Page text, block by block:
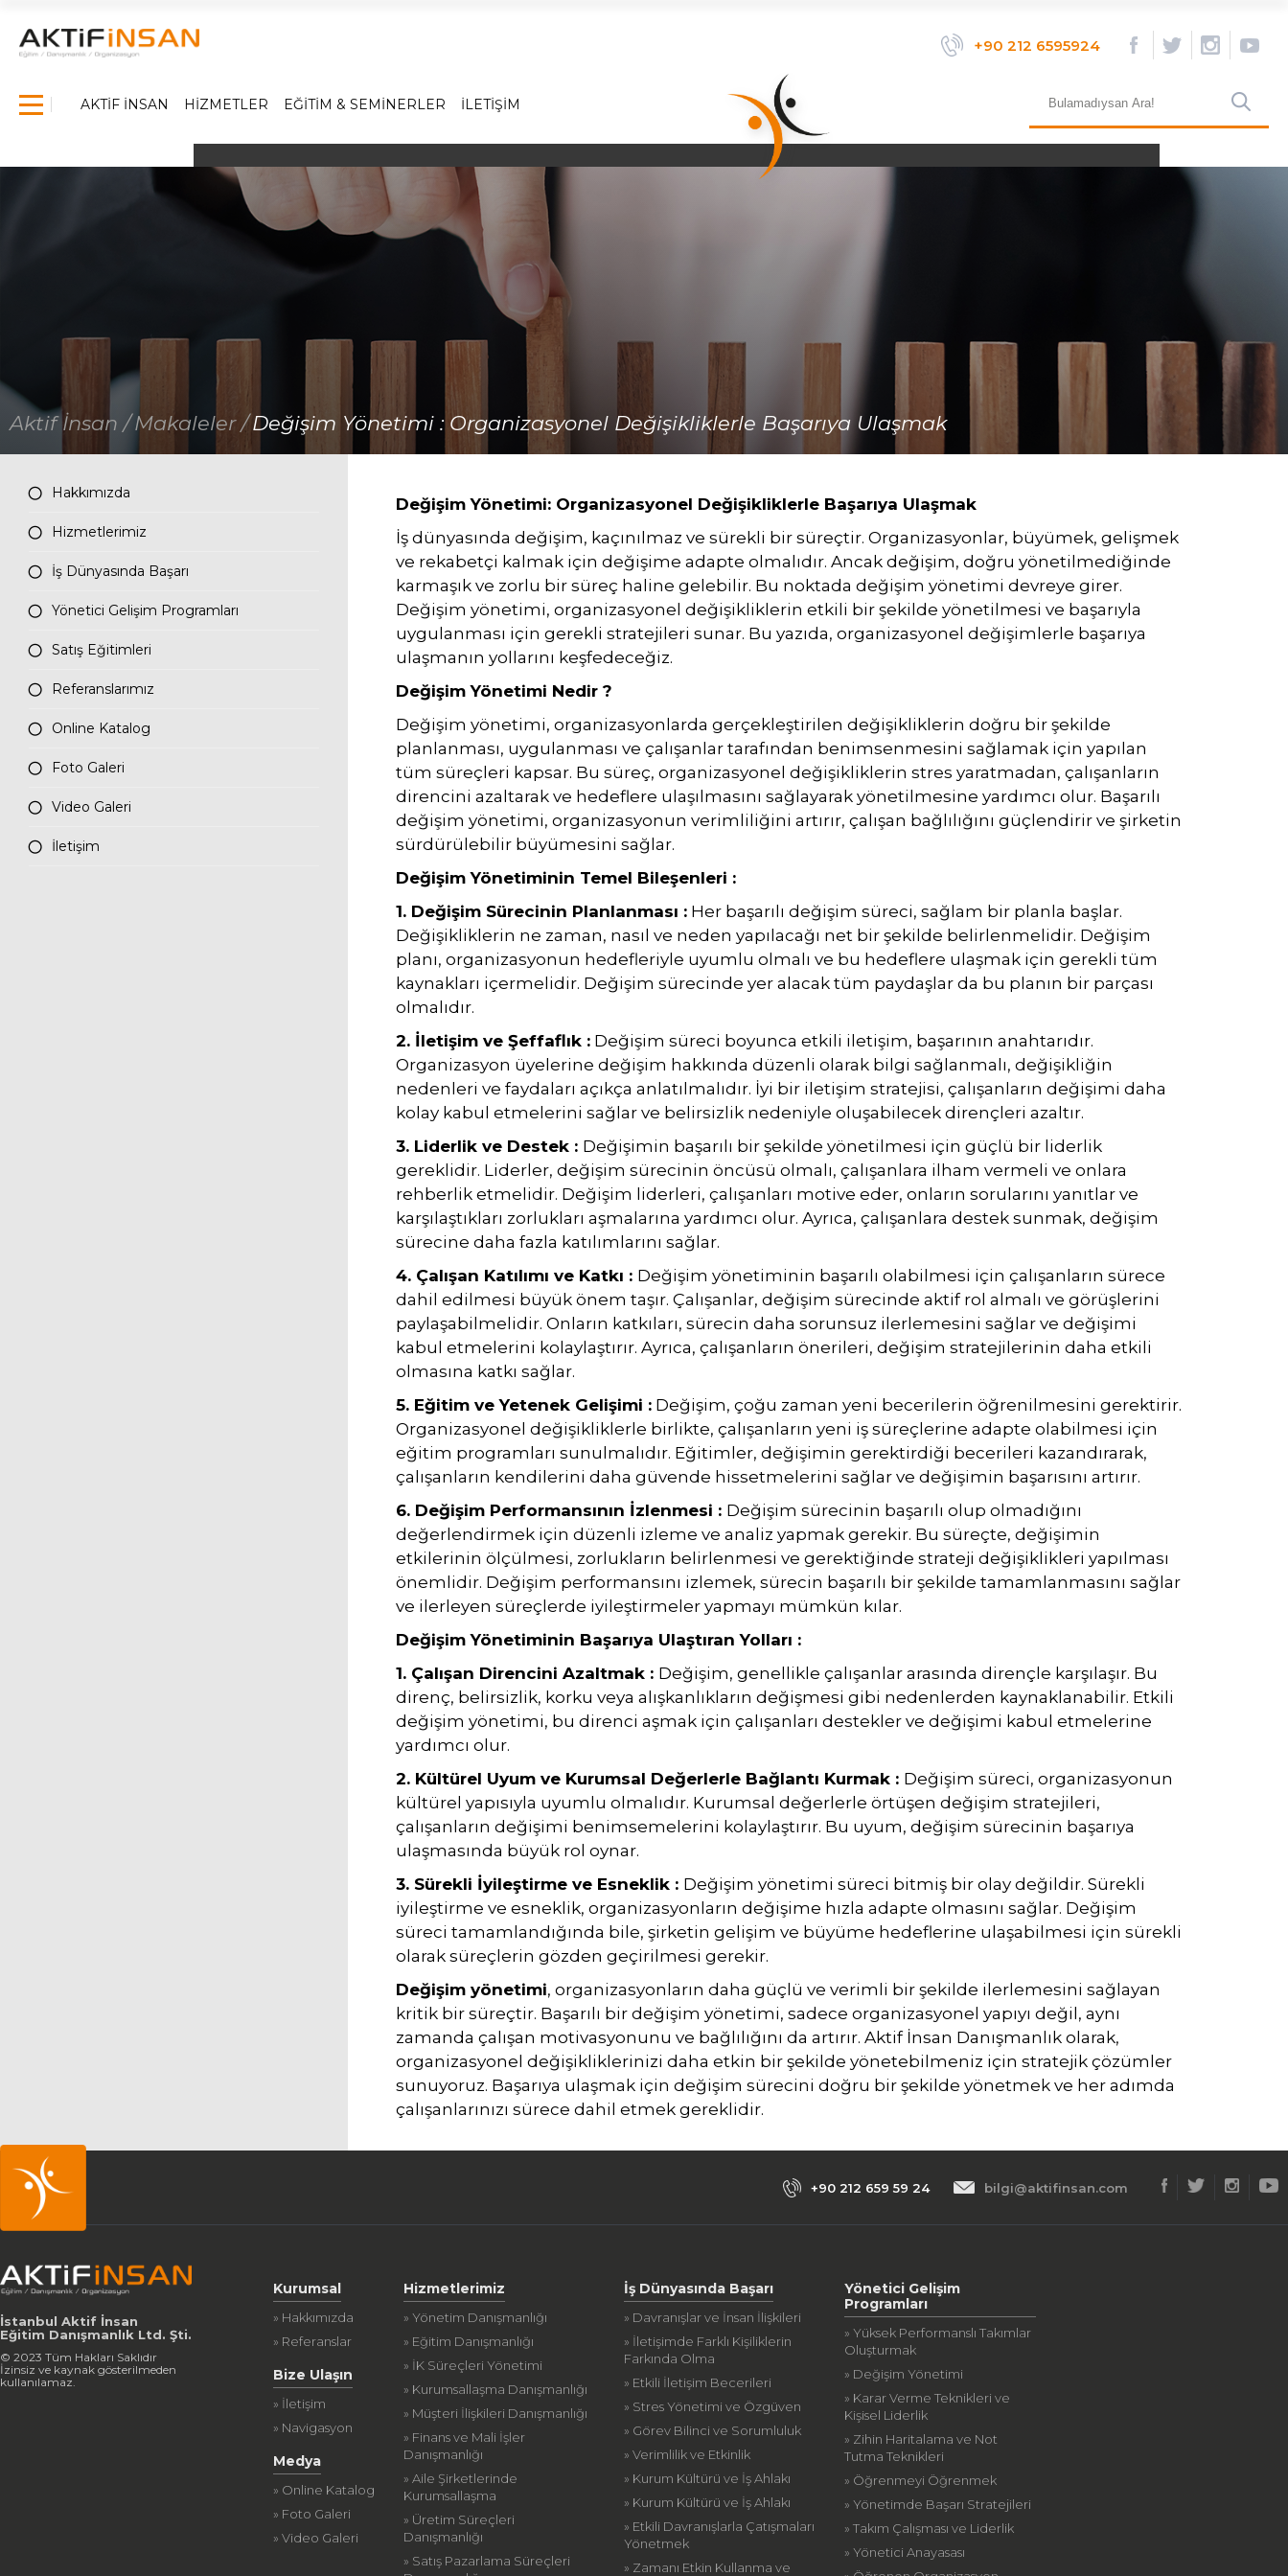
×
Yönetici Gelişim Programları
Referanslarımız
Medya
İletişim
bilgi@aktifinsan.com
Tüm hakkı saklıdır. Sitemizde kullanılan tüm içerik ve görseller
Aktif İnsan’a ait olup izinsiz kullanımı hukuki yaptırıma tabidir.
+90 212 6595924
AKTİF İNSAN HİZMETLER EĞİTİM & SEMİNERLER İLETİŞİM
Aktif İnsan / Makaleler / Değişim Yönetimi : Organizasyonel Değişikliklerle Başarıya Ulaşmak
×
İş Dünyasında Başarı
Satış Eğitimleri
Referanslarımız
Online Katalog
Foto Galeri
Video Galeri
Hakkımızda
Hizmetlerimiz
İş Dünyasında Başarı
Yönetici Gelişim Programları
Satış Eğitimleri
Referanslarımız
Online Katalog
Foto Galeri
Video Galeri
İletişim
Değişim Yönetimi: Organizasyonel Değişikliklerle Başarıya Ulaşmak
İş dünyasında değişim, kaçınılmaz ve sürekli bir süreçtir. Organizasyonlar, büyümek, gelişmek
ve rekabetçi kalmak için değişime adapte olmalıdır. Ancak değişim, doğru yönetilmediğinde
karmaşık ve zorlu bir süreç haline gelebilir. Bu noktada değişim yönetimi devreye girer.
Değişim yönetimi, organizasyonel değişikliklerin etkili bir şekilde yönetilmesi ve başarıyla
uygulanması için gerekli stratejileri sunar. Bu yazıda, organizasyonel değişimlerle başarıya
ulaşmanın yollarını keşfedeceğiz.
Değişim Yönetimi Nedir ?
Değişim yönetimi, organizasyonlarda gerçekleştirilen değişikliklerin doğru bir şekilde
planlanması, uygulanması ve çalışanlar tarafından benimsenmesini sağlamak için yapılan
tüm süreçleri kapsar. Bu süreç, organizasyonel değişikliklerin stres yaratmadan, çalışanların
direncini azaltarak ve hedeflere ulaşılmasını sağlayarak yönetilmesine yardımcı olur. Başarılı
değişim yönetimi, organizasyonun verimliliğini artırır, çalışan bağlılığını güçlendirir ve şirketin
sürdürülebilir büyümesini sağlar.
Değişim Yönetiminin Temel Bileşenleri :
1. Değişim Sürecinin Planlanması :Her başarılı değişim süreci, sağlam bir planla başlar.
Değişikliklerin ne zaman, nasıl ve neden yapılacağı net bir şekilde belirlenmelidir. Değişim
planı, organizasyonun hedefleriyle uyumlu olmalı ve bu hedeflere ulaşmak için gerekli tüm
kaynakları içermelidir. Değişim sürecinde yer alacak tüm paydaşlar da bu planın bir parçası
olmalıdır.
2. İletişim ve Şeffaflık :Değişim süreci boyunca etkili iletişim, başarının anahtarıdır.
Organizasyon üyelerine değişim hakkında düzenli olarak bilgi sağlanmalı, değişikliğin
nedenleri ve faydaları açıkça anlatılmalıdır. İyi bir iletişim stratejisi, çalışanların değişimi daha
kolay kabul etmelerini sağlar ve belirsizlik nedeniyle oluşabilecek dirençleri azaltır.
3. Liderlik ve Destek : Değişimin başarılı bir şekilde yönetilmesi için güçlü bir liderlik
gereklidir. Liderler, değişim sürecinin öncüsü olmalı, çalışanlara ilham vermeli ve onlara
rehberlik etmelidir. Değişim liderleri, çalışanları motive eder, onların sorularını yanıtlar ve
karşılaştıkları zorlukları aşmalarına yardımcı olur. Ayrıca, çalışanlara destek sunmak, değişim
sürecine daha fazla katılımlarını sağlar.
4. Çalışan Katılımı ve Katkı : Değişim yönetiminin başarılı olabilmesi için çalışanların sürece
dahil edilmesi büyük önem taşır. Çalışanlar, değişim sürecinde aktif rol almalı ve görüşlerini
paylaşabilmelidir. Onların katkıları, sürecin daha sorunsuz ilerlemesini sağlar ve değişimi
kabul etmelerini kolaylaştırır. Ayrıca, çalışanların önerileri, değişim stratejilerinin daha etkili
olmasına katkı sağlar.
5. Eğitim ve Yetenek Gelişimi :Değişim, çoğu zaman yeni becerilerin öğrenilmesini gerektirir.
Organizasyonel değişikliklerle birlikte, çalışanların yeni iş süreçlerine adapte olabilmesi için
eğitim programları sunulmalıdır. Eğitimler, değişimin gerektirdiği becerileri kazandırarak,
çalışanların kendilerini daha güvende hissetmelerini sağlar ve değişimin başarısını artırır.
6. Değişim Performansının İzlenmesi : Değişim sürecinin başarılı olup olmadığını
değerlendirmek için düzenli izleme ve analiz yapmak gerekir. Bu süreçte, değişimin
etkilerinin ölçülmesi, zorlukların belirlenmesi ve gerektiğinde strateji değişiklikleri yapılması
önemlidir. Değişim performansını izlemek, sürecin başarılı bir şekilde tamamlanmasını sağlar
ve ilerleyen süreçlerde iyileştirmeler yapmayı mümkün kılar.
Değişim Yönetiminin Başarıya Ulaştıran Yolları :
1. Çalışan Direncini Azaltmak : Değişim, genellikle çalışanlar arasında dirençle karşılaşır. Bu
direnç, belirsizlik, korku veya alışkanlıkların değişmesi gibi nedenlerden kaynaklanabilir. Etkili
değişim yönetimi, bu direnci aşmak için çalışanları destekler ve değişimi kabul etmelerine
yardımcı olur.
2. Kültürel Uyum ve Kurumsal Değerlerle Bağlantı Kurmak : Değişim süreci, organizasyonun
kültürel yapısıyla uyumlu olmalıdır. Kurumsal değerlerle örtüşen değişim stratejileri,
çalışanların değişimi benimsemelerini kolaylaştırır. Bu uyum, değişim sürecinin başarıya
ulaşmasında büyük rol oynar.
3. Sürekli İyileştirme ve Esneklik : Değişim yönetimi süreci bitmiş bir olay değildir. Sürekli
iyileştirme ve esneklik, organizasyonların değişime hızla adapte olmasını sağlar. Değişim
süreci tamamlandığında bile, şirketin gelişim ve büyüme hedeflerine ulaşabilmesi için sürekli
olarak süreçlerin gözden geçirilmesi gerekir.
Değişim yönetimi, organizasyonların daha güçlü ve verimli bir şekilde ilerlemesini sağlayan
kritik bir süreçtir. Başarılı bir değişim yönetimi, sadece organizasyonel yapıyı değil, aynı
zamanda çalışan motivasyonunu ve bağlılığını da artırır. Aktif İnsan Danışmanlık olarak,
organizasyonel değişikliklerinizi daha etkin bir şekilde yönetebilmeniz için stratejik çözümler
sunuyoruz. Başarıya ulaşmak için değişim sürecini doğru bir şekilde yönetmek ve her adımda
çalışanlarınızı sürece dahil etmek gereklidir.
+90 212 659 59 24 bilgi@aktifinsan.com
İstanbul Aktif İnsan
Eğitim Danışmanlık Ltd. Şti.
© 2023 Tüm Hakları Saklıdır
İzinsiz ve kaynak gösterilmeden
kullanılamaz.
Kurumsal
» Hakkımızda
» Referanslar
Bize Ulaşın
» İletişim
» Navigasyon
Medya
» Online Katalog
» Foto Galeri
» Video Galeri
Hizmetlerimiz
» Yönetim Danışmanlığı
» Eğitim Danışmanlığı
» İK Süreçleri Yönetimi
» Kurumsallaşma Danışmanlığı
» Müşteri İlişkileri Danışmanlığı
» Finans ve Mali İşler
Danışmanlığı
» Aile Şirketlerinde
Kurumsallaşma
» Üretim Süreçleri
Danışmanlığı
» Satış Pazarlama Süreçleri
İş Dünyasında Başarı
» Davranışlar ve İnsan İlişkileri
» İletişimde Farklı Kişiliklerin
Farkında Olma
» Etkili İletişim Becerileri
» Stres Yönetimi ve Özgüven
» Görev Bilinci ve Sorumluluk
» Verimlilik ve Etkinlik
» Kurum Kültürü ve İş Ahlakı
» Kurum Kültürü ve İş Ahlakı
» Etkili Davranışlarla Çatışmaları
Yönetmek
» Zamanı Etkin Kullanma ve
Yönetici Gelişim
Programları
» Yüksek Performanslı Takımlar
Oluşturmak
» Değişim Yönetimi
» Karar Verme Teknikleri ve
Kişisel Liderlik
» Zihin Haritalama ve Not
Tutma Teknikleri
» Öğrenmeyi Öğrenmek
» Yönetimde Başarı Stratejileri
» Takım Çalışması ve Liderlik
» Yönetici Anayasası